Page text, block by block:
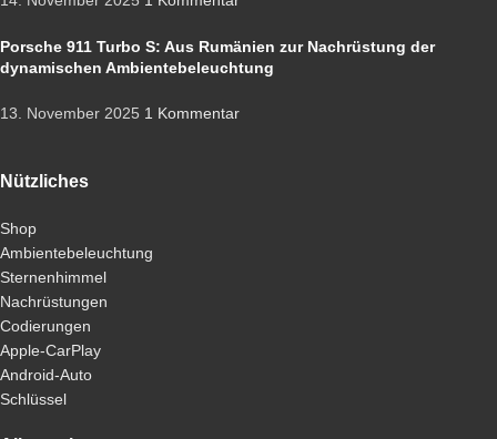
Porsche 911 Turbo S: Aus Rumänien zur Nachrüstung der
dynamischen Ambientebeleuchtung
13. November 2025 1 Kommentar
Nützliches
Shop
Ambientebeleuchtung
Sternenhimmel
Nachrüstungen
Codierungen
Apple-CarPlay
Android-Auto
Schlüssel